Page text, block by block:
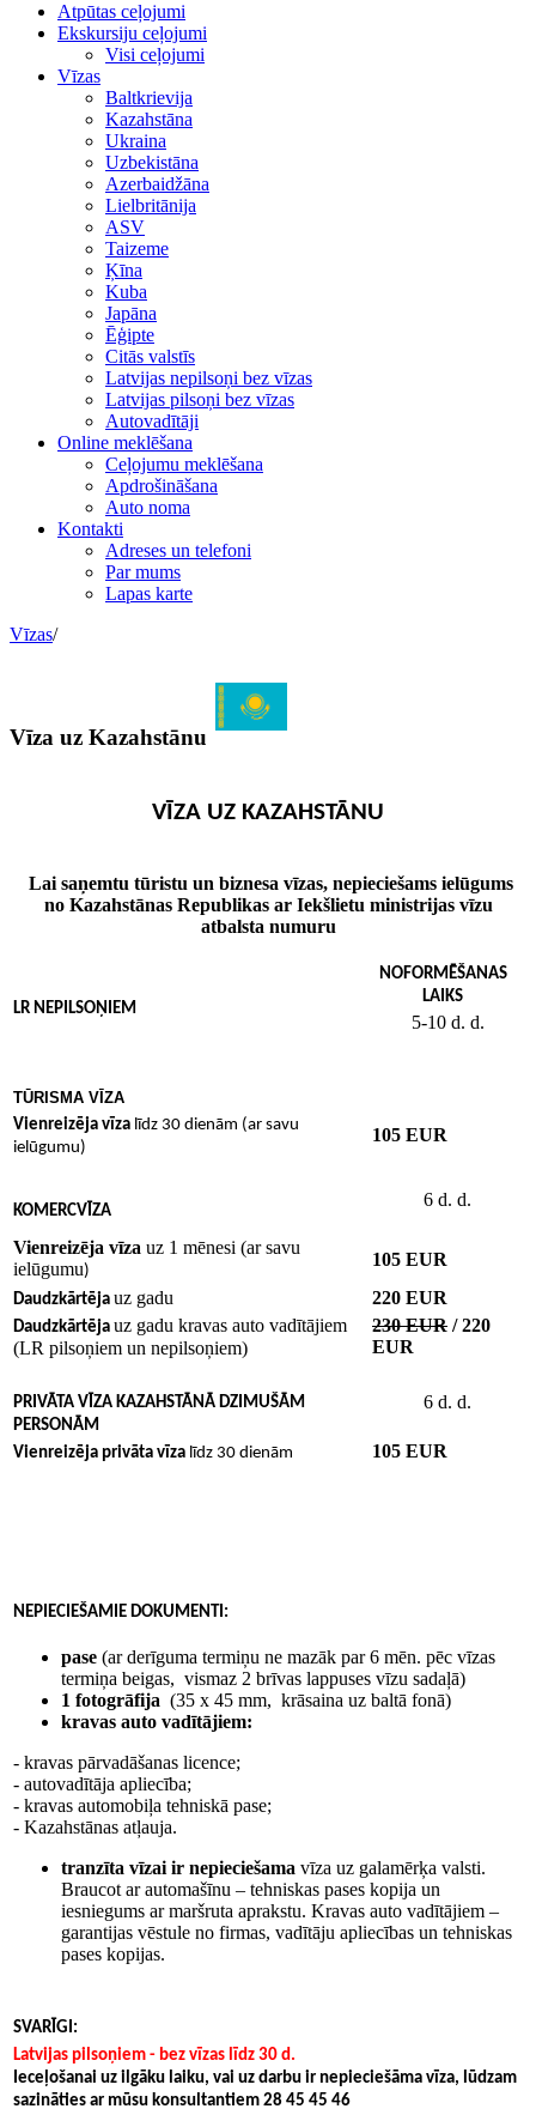
Atpūtas ceļojumi
Ekskursiju ceļojumi
Visi ceļojumi
Vīzas
Baltkrievija
Kazahstāna
Ukraina
Uzbekistāna
Azerbaidžāna
Lielbritānija
ASV
Taizeme
Ķīna
Kuba
Japāna
Ēģipte
Citās valstīs
Latvijas nepilsoņi bez vīzas
Latvijas pilsoņi bez vīzas
Autovadītāji
Online meklēšana
Ceļojumu meklēšana
Apdrošināšana
Auto noma
Kontakti
Adreses un telefoni
Par mums
Lapas karte
Vīzas/
Vīza uz Kazahstānu
VĪZA UZ KAZAHSTĀNU
Lai saņemtu tūristu un biznesa vīzas, nepieciešams ielūgums
no Kazahstānas Republikas ar Iekšlietu ministrijas vīzu
atbalsta numuru
LR NEPILSOŅIEM
NOFORMĒŠANAS
LAIKS
5-10 d. d.
TŪRISMA VĪZA
Vienreizēja vīza līdz 30 dienām (ar savu
ielūgumu)
105 EUR
KOMERCVĪZA
6 d. d.
Vienreizēja vīza uz 1 mēnesi (ar savu
ielūgumu)
105 EUR
Daudzkārtēja uz gadu 220 EUR
Daudzkārtēja uz gadu kravas auto vadītājiem
(LR pilsoņiem un nepilsoņiem)
230 EUR / 220
EUR
PRIVĀTA VĪZA KAZAHSTĀNĀ DZIMUŠĀM
PERSONĀM
6 d. d.
Vienreizēja privāta vīza līdz 30 dienām 105 EUR
NEPIECIEŠAMIE DOKUMENTI:
pase (ar derīguma termiņu ne mazāk par 6 mēn. pēc vīzas
termiņa beigas, vismaz 2 brīvas lappuses vīzu sadaļā)
1 fotogrāfija (35 х 45 mm, krāsaina uz baltā fonā)
kravas auto vadītājiem:
- kravas pārvadāšanas licence;
- autovadītāja apliecība;
- kravas automobiļa tehniskā pase;
- Kazahstānas atļauja.
tranzīta vīzai ir nepieciešama vīza uz galamērķa valsti.
Braucot ar automašīnu – tehniskas pases kopija un
iesniegums ar maršruta aprakstu. Kravas auto vadītājiem –
garantijas vēstule no firmas, vadītāju apliecības un tehniskas
pases kopijas.
SVARĪGI:
Latvijas pilsoņiem - bez vīzas līdz 30 d.
Ieceļošanai uz ilgāku laiku, vai uz darbu ir nepieciešāma vīza, lūdzam
sazināties ar mūsu konsultantiem 28 45 45 46